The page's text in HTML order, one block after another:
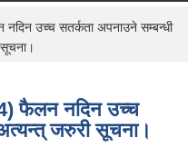
उच्च सतर्कता अपनाउने सम्बन्धी
फैलन नदिन उच्च
जरुरी सूचना।